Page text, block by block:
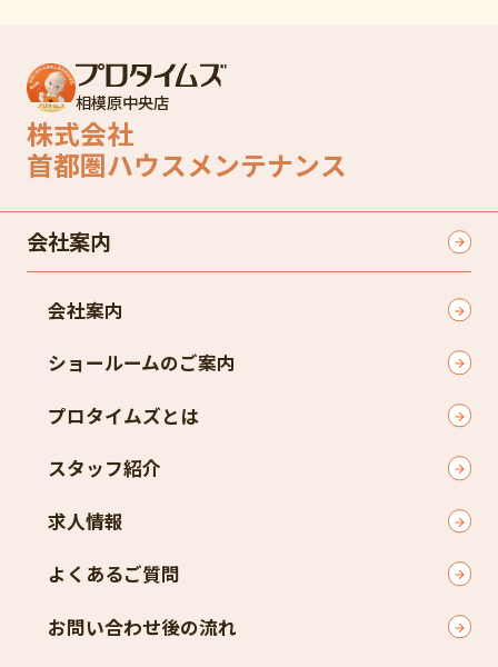
相模原中央店
株式会社
首都圏ハウスメンテナンス
会社案内
会社案内
ショールームのご案内
プロタイムズとは
スタッフ紹介
求人情報
よくあるご質問
お問い合わせ後の流れ